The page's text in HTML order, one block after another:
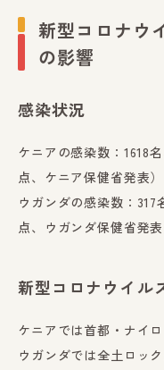
新型コロナウ
の影響
感染状況
ケニアの感染数：1618
点、ケニア保健省発表）
ウガンダの感染数：317
点、ウガンダ保健省発表
新型コロナウイル
ケニアでは首都・ナイ
ウガンダでは全土ロッ